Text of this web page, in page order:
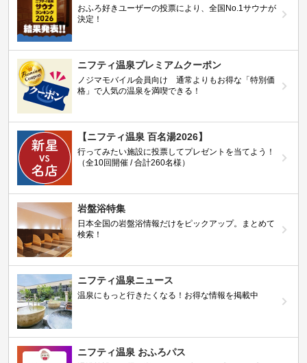
おふろ好きユーザーの投票により、全国No.1サウナが
決定！
ニフティ温泉プレミアムクーポン
ノジマモバイル会員向け 通常よりもお得な「特別価
格」で人気の温泉を満喫できる！
【ニフティ温泉 百名湯2026】
行ってみたい施設に投票してプレゼントを当てよう！
（全10回開催 / 合計260名様）
岩盤浴特集
日本全国の岩盤浴情報だけをピックアップ。まとめて
検索！
ニフティ温泉ニュース
温泉にもっと行きたくなる！お得な情報を掲載中
ニフティ温泉 おふろパス